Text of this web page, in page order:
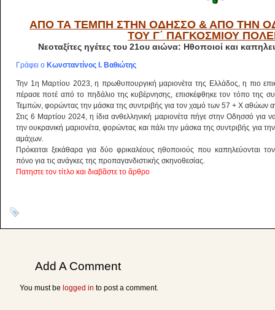
ΑΠΟ ΤΑ ΤΕΜΠΗ ΣΤΗΝ ΟΔΗΣΣΟ & ΑΠΟ ΤΗΝ
ΤΟΥ Γ΄ ΠΑΓΚΟΣΜΙΟΥ
Νεοταξίτες ηγέτες του 21ου αιώνα: Ηθοποιοί και
Γράφει ο Κωνσταντίνος Ι. Βαθιώτης
Την 1η Μαρτίου 2023, η πρωθυπουργική μαριονέτα της Ελλάδος, η πιο
πέρασε ποτέ από το πηδάλιο της κυβέρνησης, επισκέφθηκε τον τόπο της
Τεμπών, φορώντας την μάσκα της συντριβής για τον χαμό των 57 + Χ αθώων
Στις 6 Μαρτίου 2024, η ίδια ανθελληνική μαριονέτα πήγε στην Οδησσό για
την ουκρανική μαριονέτα, φορώντας και πάλι την μάσκα της συντριβής για
αμάχων.
Πρόκειται ξεκάθαρα για δύο φρικαλέους ηθοποιούς που καπηλεύονται
πόνο για τις ανάγκες της προπαγανδιστικής σκηνοθεσίας.
Πατηστε τον τίτλο και διαβᾶστε το ἄρθρο
Add A Comment
You must be logged in to post a comment.